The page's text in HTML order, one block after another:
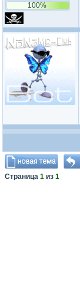
100%
Страница 1 из 1